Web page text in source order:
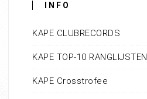
INFO
KAPE CLUBRECORDS
KAPE TOP-10 RANGLIJSTEN
KAPE Crosstrofee